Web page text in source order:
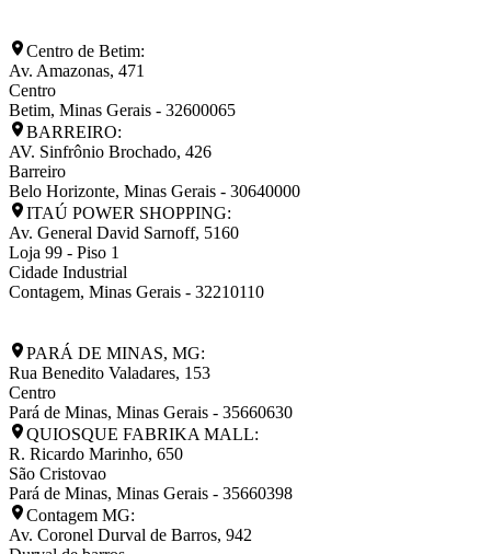
Centro de Betim:
Av. Amazonas, 471
Centro
Betim, Minas Gerais - 32600065
BARREIRO:
AV. Sinfrônio Brochado, 426
Barreiro
Belo Horizonte, Minas Gerais - 30640000
ITAÚ POWER SHOPPING:
Av. General David Sarnoff, 5160
Loja 99 - Piso 1
Cidade Industrial
Contagem, Minas Gerais - 32210110
PARÁ DE MINAS, MG:
Rua Benedito Valadares, 153
Centro
Pará de Minas, Minas Gerais - 35660630
QUIOSQUE FABRIKA MALL:
R. Ricardo Marinho, 650
São Cristovao
Pará de Minas, Minas Gerais - 35660398
Contagem MG:
Av. Coronel Durval de Barros, 942